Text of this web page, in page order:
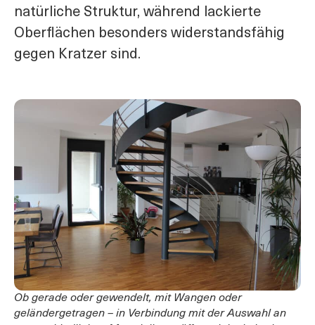
natürliche Struktur, während lackierte
Oberflächen besonders widerstandsfähig
gegen Kratzer sind.
Ob gerade oder gewendelt, mit Wangen oder
geländergetragen – in Verbindung mit der Auswahl an